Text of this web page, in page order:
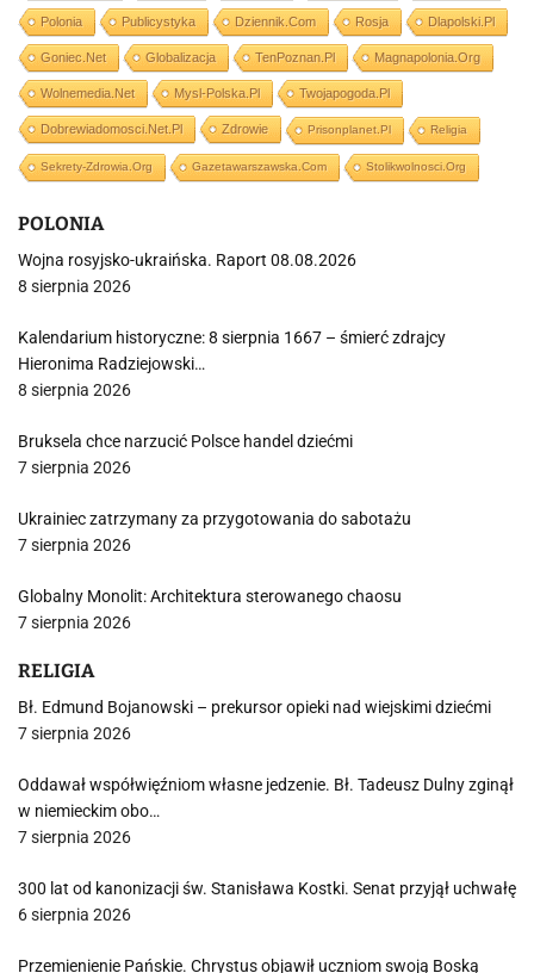
Polonia Publicystyka Dziennik.com Rosja Dlapolski.pl
Goniec.net Globalizacja TenPoznan.pl Magnapolonia.org
Wolnemedia.net Mysl-Polska.pl Twojapogoda.pl
Dobrewiadomosci.net.pl Zdrowie Prisonplanet.pl Religia
Sekrety-Zdrowia.org Gazetawarszawska.com Stolikwolnosci.org
POLONIA
Wojna rosyjsko-ukraińska. Raport 08.08.2026
8 sierpnia 2026
Kalendarium historyczne: 8 sierpnia 1667 – śmierć zdrajcy
Hieronima Radziejowski…
8 sierpnia 2026
Bruksela chce narzucić Polsce handel dziećmi
7 sierpnia 2026
Ukrainiec zatrzymany za przygotowania do sabotażu
7 sierpnia 2026
Globalny Monolit: Architektura sterowanego chaosu
7 sierpnia 2026
RELIGIA
Bł. Edmund Bojanowski – prekursor opieki nad wiejskimi dziećmi
7 sierpnia 2026
Oddawał współwięźniom własne jedzenie. Bł. Tadeusz Dulny zginął
w niemieckim obo…
7 sierpnia 2026
300 lat od kanonizacji św. Stanisława Kostki. Senat przyjął uchwałę
6 sierpnia 2026
Przemienienie Pańskie. Chrystus objawił uczniom swoją Boską